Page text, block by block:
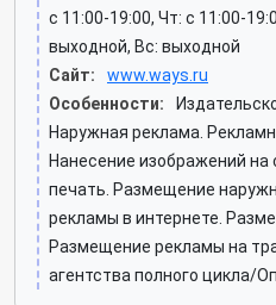
c 11:00-19:00, Чт: c 11:00-
выходной, Вс: выходной
Сайт:
www.ways.ru
Особенности:
Наружная реклама.
Нанесение изображений
печать. Размещение
рекламы в интернете.
Размещение рекламы на
агентства полного цикла/